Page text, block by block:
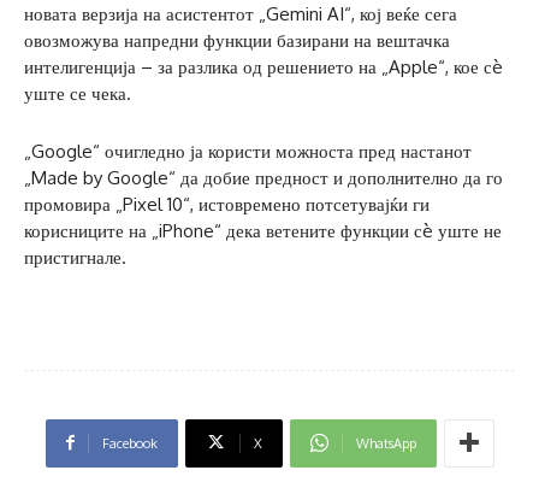
новата верзија на асистентот „Gemini AI“, кој веќе сега
овозможува напредни функции базирани на вештачка
интелигенција – за разлика од решението на „Apple“, кое сè
уште се чека.
„Google“ очигледно ја користи можноста пред настанот
„Made by Google“ да добие предност и дополнително да го
промовира „Pixel 10“, истовремено потсетувајќи ги
корисниците на „iPhone“ дека ветените функции сè уште не
пристигнале.
Facebook X WhatsApp